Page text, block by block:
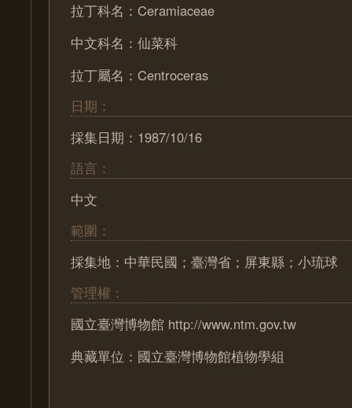
拉丁科名：Ceramiaceae
中文科名：仙菜科
拉丁屬名：Centroceras
日期：
採集日期：1987/10/16
語言：
中文
範圍：
採集地：中華民國；臺灣省；屏東縣；小琉球
管理權：
國立臺灣博物館 http://www.ntm.gov.tw
典藏單位：國立臺灣博物館植物學組